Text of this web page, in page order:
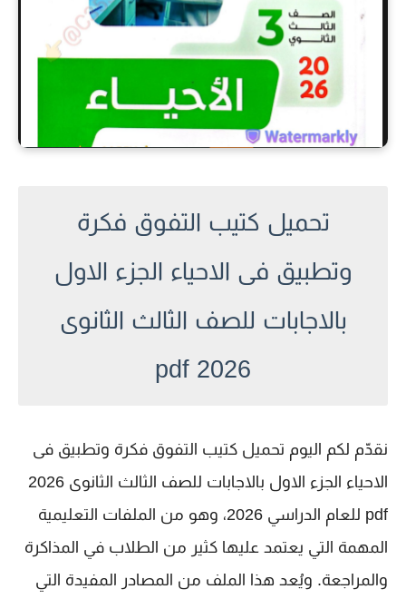
تحميل كتيب التفوق فكرة
وتطبيق فى الاحياء الجزء الاول
بالاجابات للصف الثالث الثانوى
2026 pdf
نقدّم لكم اليوم تحميل كتيب التفوق فكرة وتطبيق فى
الاحياء الجزء الاول بالاجابات للصف الثالث الثانوى 2026
pdf
للعام الدراسي 2026، وهو من الملفات التعليمية
المهمة التي يعتمد عليها كثير من الطلاب في المذاكرة
والمراجعة. ويُعد هذا الملف من المصادر المفيدة التي